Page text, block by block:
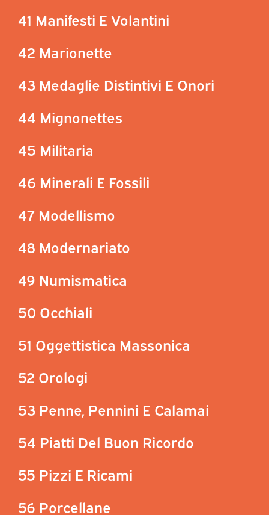
41 Manifesti E Volantini
42 Marionette
43 Medaglie Distintivi E Onori
44 Mignonettes
45 Militaria
46 Minerali E Fossili
47 Modellismo
48 Modernariato
49 Numismatica
50 Occhiali
51 Oggettistica Massonica
52 Orologi
53 Penne, Pennini E Calamai
54 Piatti Del Buon Ricordo
55 Pizzi E Ricami
56 Porcellane